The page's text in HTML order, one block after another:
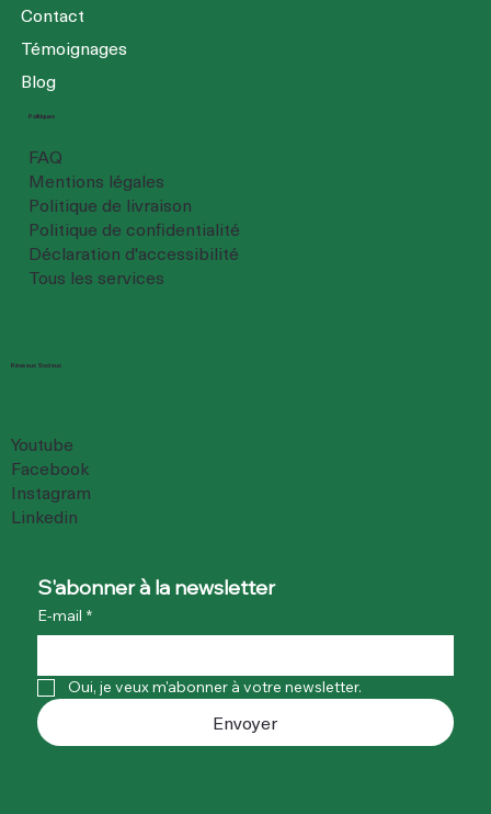
Contact
Témoignages
Blog
Politiques
FAQ
Mentions légales
Politique de livraison
Politique de confidentialité
Déclaration d'accessibilité
Tous les services
Youtube
Facebook
Instagram
Linkedin
Réseaux Sociaux
S'abonner à la newsletter
E-mail *
Oui, je veux m'abonner à votre newsletter.
Envoyer